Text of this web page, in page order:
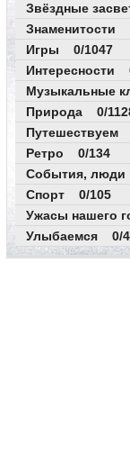
Звёздные
Знаменитости
Игры 0/1047
Интересности
Музыкальные
Природа 0/
Путешествуем
Ретро 0/134
События,
Спорт 0/105
Ужасы нашего
Улыбаемся 0/